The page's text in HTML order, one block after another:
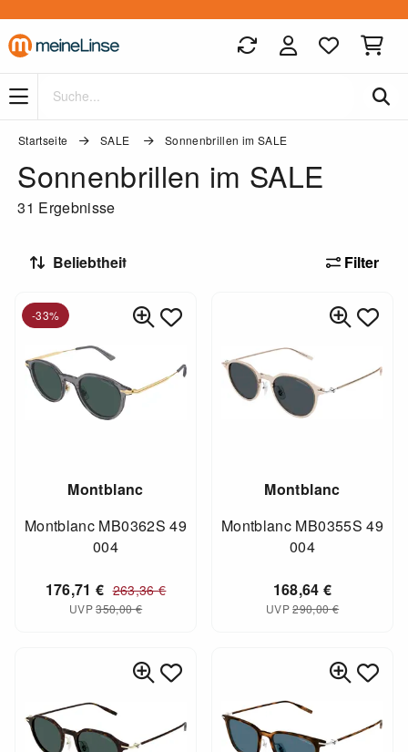
Zum Hauptinhalt springen
Startseite SALE Sonnenbrillen im SALE
Sonnenbrillen im SALE
31 Ergebnisse
Filter
Montblanc
Montblanc MB0362S 49
004
176,71€ 263,36€
UVP350,00€
-33%
Montblanc
Montblanc MB0355S 49
004
168,64€
UVP290,00€